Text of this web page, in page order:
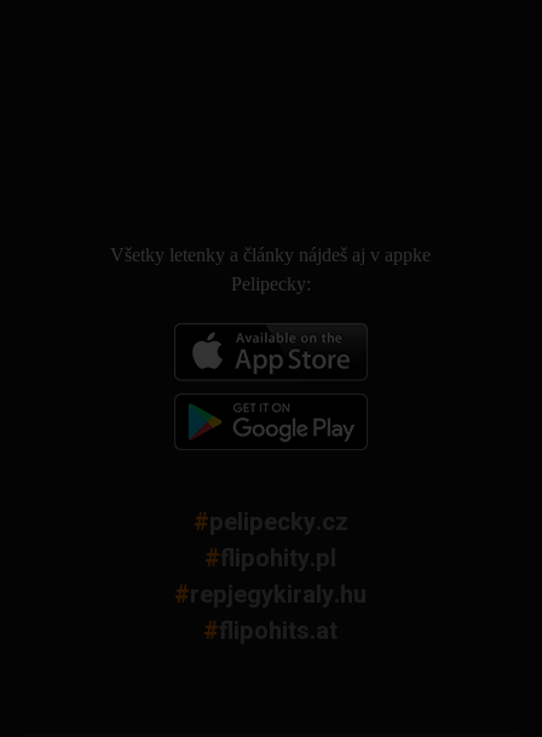
Všetky letenky a články nájdeš aj v appke
Pelipecky:
#pelipecky.cz
#flipohity.pl
#repjegykiraly.hu
#flipohits.at